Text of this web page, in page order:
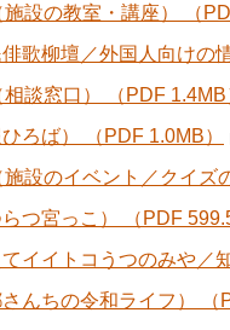
設の教室・講座） （
歌柳壇／外国人向けの
談窓口） （PDF 1.4MB
ろば） （PDF 1.0MB）
設のイベント／クイズ
つ宮っこ） （PDF
イイトコうつのみや／
んちの令和ライフ） （